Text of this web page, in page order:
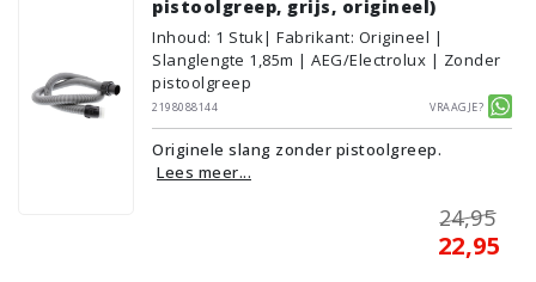
pistoolgreep, grijs, origineel)
Inhoud: 1 Stuk| Fabrikant: Origineel |
Slanglengte 1,85m | AEG/Electrolux | Zonder
pistoolgreep
2198088144
Vraagje?
Originele slang zonder pistoolgreep.
Lees meer...
24,95
22,95